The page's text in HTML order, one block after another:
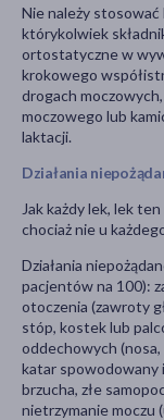
Nie należy stosować
którykolwiek
ortostatyczne w
krokowego
drogach
moczowego lub
laktacji.
Działania
Jak każdy lek, lek
chociaż nie u
Działania
pacjentów na 100):
otoczenia (zawroty
stóp, kostek lub
oddechowych (nosa,
katar spowodowany
brzucha, złe
nietrzymanie moczu